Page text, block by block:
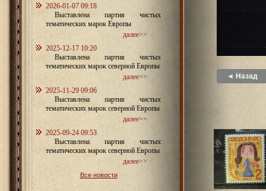
2026-01-07 09:18
Выставлена партия чистых
тематических марок Европы
далее>>
2025-12-17 10:20
Выставлена партия чистых
тематических марок северной Европы
далее>>
2025-11-29 09:06
Выставлена партия чистых
тематических марок северной Европы
далее>>
2025-09-24 09:53
Выставлена партия чистых
тематических марок северной Европы
далее>>
Все новости
◄ Назад